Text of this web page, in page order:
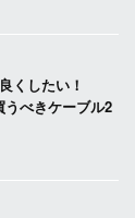
くしたい！
うべきケーブル2